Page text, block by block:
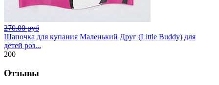
270.00 руб
Шапочка для купания Маленький Друг (Little Buddy) для
детей роз...
200
Отзывы